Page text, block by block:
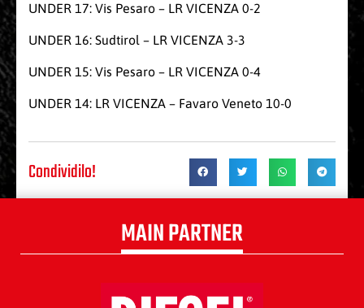
UNDER 17: Vis Pesaro – LR VICENZA 0-2
UNDER 16: Sudtirol – LR VICENZA 3-3
UNDER 15: Vis Pesaro – LR VICENZA 0-4
UNDER 14: LR VICENZA – Favaro Veneto 10-0
Condividilo!
MAIN PARTNER